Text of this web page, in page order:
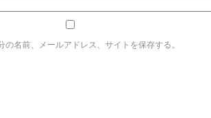
名前、メールアドレス、サイトを保存する。